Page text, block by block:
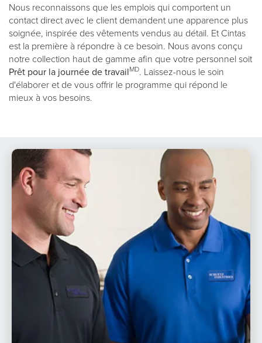
Nous reconnaissons que les emplois qui comportent un
contact direct avec le client demandent une apparence plus
soignée, inspirée des vêtements vendus au détail. Et Cintas
est la première à répondre à ce besoin. Nous avons conçu
notre collection haut de gamme afin que votre personnel soit
Prêt pour la journée de travailMD. Laissez-nous le soin
d'élaborer et de vous offrir le programme qui répond le
mieux à vos besoins.